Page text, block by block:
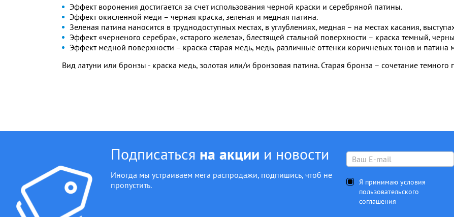
Эффект воронения достигается за счет использования черной краски и серебряной патины.
Эффект окисленной меди – черная краска, зеленая и медная патина.
Зеленая патина наносится в труднодоступных местах, в углублениях, медная – на местах касания,
Эффект «черненого серебра», «старого железа», блестящей стальной поверхности – краска темный,
Эффект медной поверхности – краска старая медь, медь, различные оттенки коричневых тонов и патина
Вид латуни или бронзы - краска медь, золотая или/и бронзовая патина. Старая бронза – сочетание темного
Подписаться на акции и новости
Иногда мы устраиваем мега распродажи, подпишись, чтоб не
пропустить.
Я принимаю условия
пользовательского
соглашения